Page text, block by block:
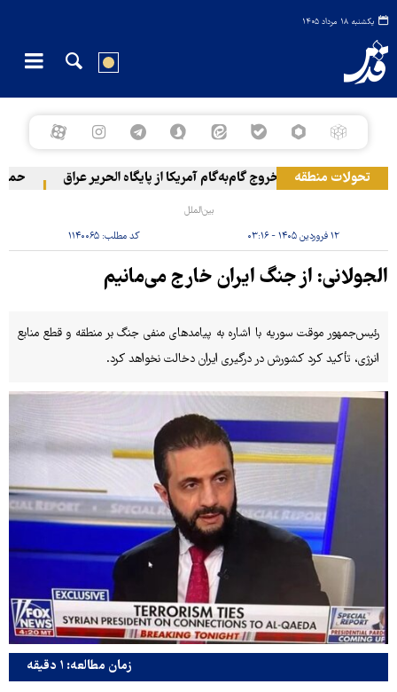
یکشنبه ۱۸ مرداد ۱۴۰۵
تحولات منطقه خروج گام‌به‌گام آمریکا از پایگاه الحریر عراق حمله
بین‌الملل
۱۲ فروردین ۱۴۰۵ - ۰۳:۱۶ کد مطلب:۱۱۴۰۰۶۵
الجولانی: از جنگ ایران خارج می‌مانیم
رئیس‌جمهور موقت سوریه با اشاره به پیامدهای منفی جنگ بر منطقه و قطع منابع
انرژی، تأکید کرد کشورش در درگیری ایران دخالت نخواهد کرد.
زمان مطالعه: ۱ دقیقه